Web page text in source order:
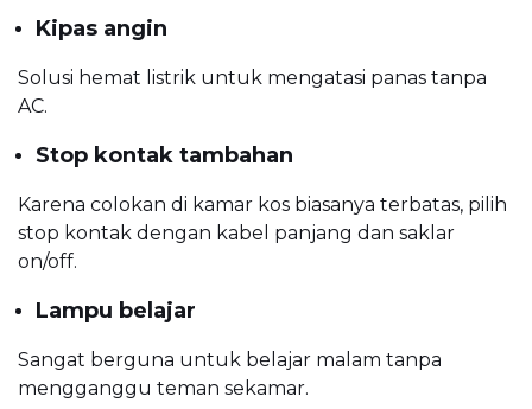
Kipas angin
Solusi hemat listrik untuk mengatasi panas tanpa
AC.
Stop kontak tambahan
Karena colokan di kamar kos biasanya terbatas, pilih
stop kontak dengan kabel panjang dan saklar
on/off.
Lampu belajar
Sangat berguna untuk belajar malam tanpa
mengganggu teman sekamar.